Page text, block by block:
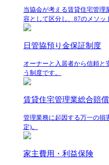
当協会が考える賃貸住宅管理
容として区分し、87のメソッ
日管協預り金保証制度
オーナーと入居者から信頼と
う制度です。
賃貸住宅管理業総合賠
管理業務に起因する万一の損
定)。
家主費用・利益保険